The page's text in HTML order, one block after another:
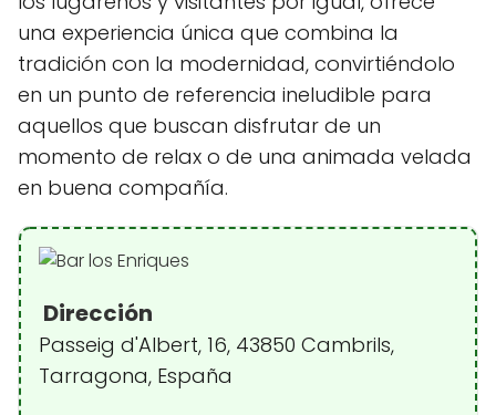
una experiencia única que combina la
tradición con la modernidad, convirtiéndolo
en un punto de referencia ineludible para
aquellos que buscan disfrutar de un
momento de relax o de una animada velada
en buena compañía.
Dirección
Passeig d'Albert, 16, 43850 Cambrils,
Tarragona, España